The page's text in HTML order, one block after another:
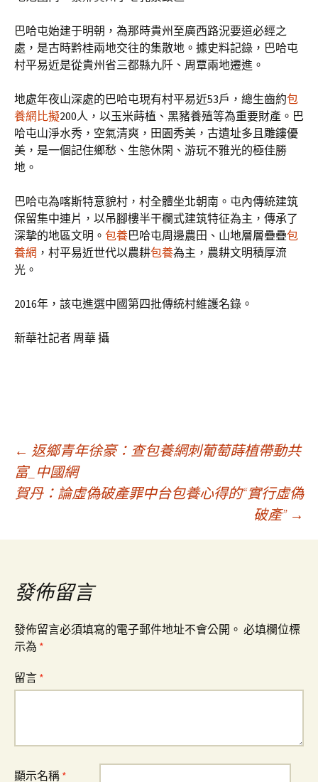
巴哈屯始建于明朝，為那時貴州至廣西路況要道必經之
處，是古時黔桂兩地交往的集散地。據史料記錄，巴哈屯
村平易近是從貴州省三都縣九阡、周覃兩地遷進。
地處年夜山深處的巴哈屯現有村平易近53戶，總生齒約包
養網比擬200人，以玉米蒔植、黑豬養殖等為重要財產。巴
哈屯山淨水秀，空氣清爽，田園秀美，古遺址多且雕鏤優
美，是一個記住鄉愁、生態休閑、游玩不雅光的極佳勝
地。
巴哈屯為喀斯特意貌村，村全體坐北朝南。屯內傳統建筑
保留集中連片，以吊腳樓半干欄式建筑特征為主，傳承了
深摯的地區文明。 包養巴哈屯周邊農田、山地層層疊疊包
養網 ，村平易近世代以農耕包養為主，農耕文明積厚流
光。
2016年，該屯進選中國第四批傳統村維護名錄。
新華社記者 周華 攝
文
章
導
覽
← 返鄉青年徐豪：查包養網刺葡萄蒔植帶動共
富_中國網
賀丹：論虛偽破產罪中台包養心得的“實行虛偽
破產” →
發佈留言
發佈留言必須填寫的電子郵件地址不會公開。 必填欄位標
示為 *
留言 *
顯示名稱 *